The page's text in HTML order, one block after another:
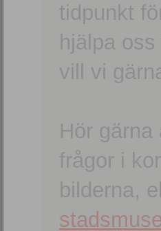
tidpunkt
hjälpa
vill vi
Hör
frågor i
bilderna,